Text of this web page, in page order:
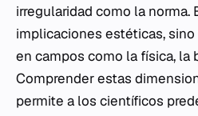
irregularidad como la norma.
implicaciones estéticas,
en campos como la física, la
Comprender estas
permite a los científicos